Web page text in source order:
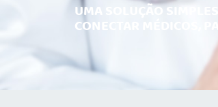
UMA SOLUÇÃO
CONECTAR MÉDICOS,